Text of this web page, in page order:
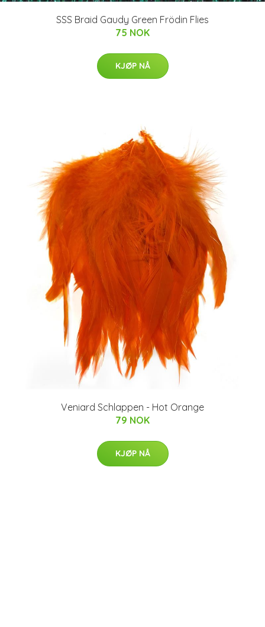
SSS Braid Gaudy Green Frödin Flies
75 NOK
KJØP NÅ
Veniard Schlappen - Hot Orange
79 NOK
KJØP NÅ